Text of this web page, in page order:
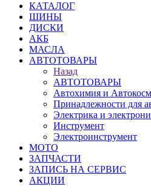
КАТАЛОГ
ШИНЫ
ДИСКИ
АКБ
МАСЛА
АВТОТОВАРЫ
Назад
АВТОТОВАРЫ
Автохимия и
Принадлежности для
Электрика и
Инструмент
Электроинструмент
МОТО
ЗАПЧАСТИ
ЗАПИСЬ НА СЕРВИС
АКЦИИ